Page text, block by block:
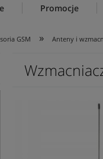
Promocje
GSM » Anteny i